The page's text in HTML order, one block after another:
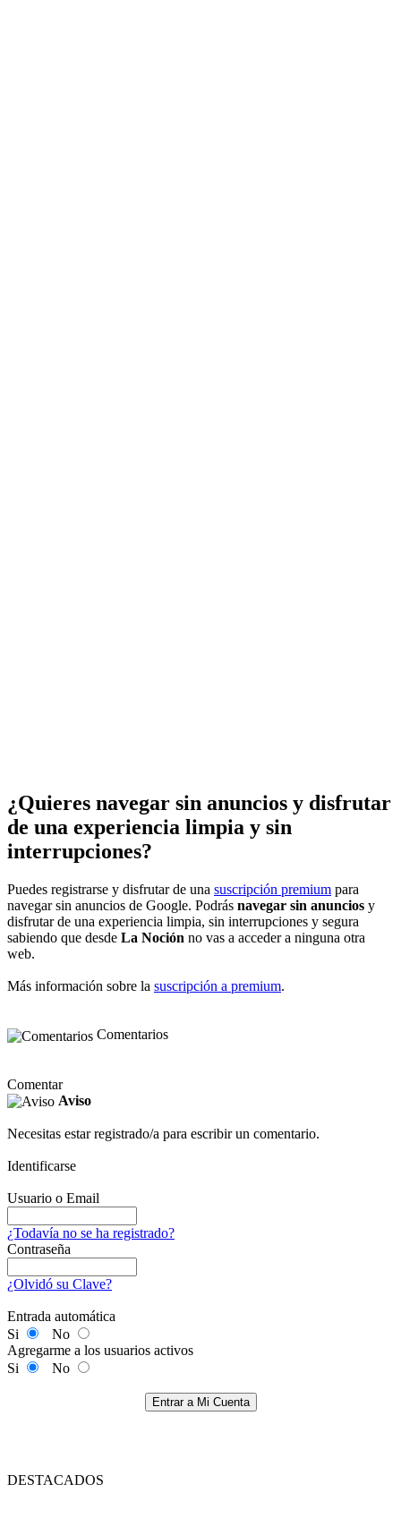
¿Quieres navegar sin anuncios y disfrutar
de una experiencia limpia y sin
interrupciones?
Puedes registrarse y disfrutar de una suscripción premium para
navegar sin anuncios de Google. Podrás navegar sin anuncios y
disfrutar de una experiencia limpia, sin interrupciones y segura
sabiendo que desde La Noción no vas a acceder a ninguna otra
web.
Más información sobre la suscripción a premium.
Comentarios
Comentar
Aviso
Necesitas estar registrado/a para escribir un comentario.
Identificarse
Usuario o Email
¿Todavía no se ha registrado?
Contraseña
¿Olvidó su Clave?
Entrada automática
Si
No
Agregarme a los usuarios activos
Si
No
Entrar a Mi Cuenta
DESTACADOS